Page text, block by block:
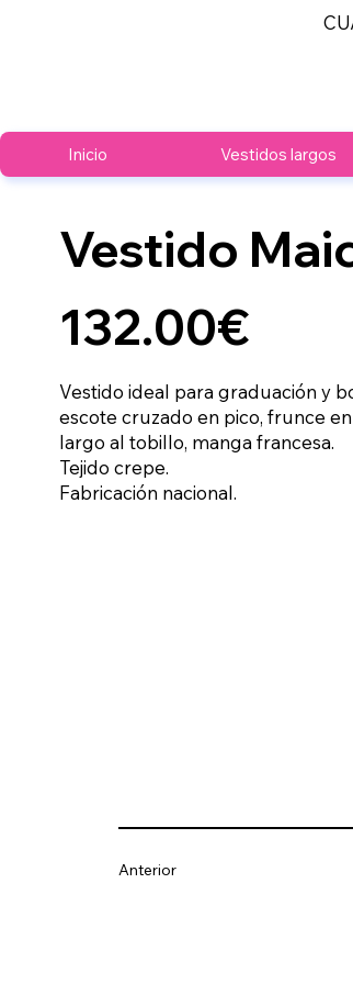
Inicio Vestidos largos
Vestido
132.00€
Vestido ideal para graduación y
escote cruzado en pico, frunce
largo al tobillo, manga francesa.
Tejido crepe.
Fabricación nacional.
Anterior